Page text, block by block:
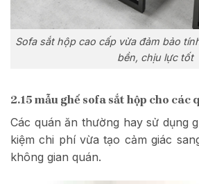
Sofa sắt hộp cao cấp vừa đảm bảo
bền, chịu lực tốt
2.15 mẫu ghế sofa sắt hộp cho các
Các quán ăn thường hay sử dụng
kiệm chi phí vừa tạo cảm giác
không gian quán.